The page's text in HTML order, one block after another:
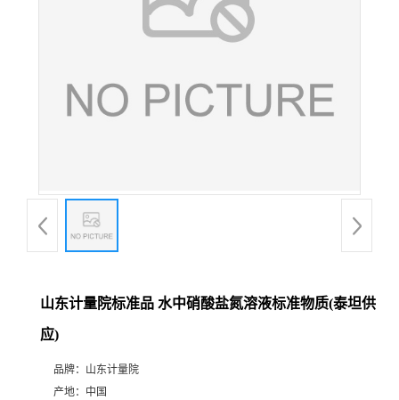
山东计量院标准品 水中硝酸盐氮溶液标准物质(泰坦供
应)
品牌： 山东计量院
产地： 中国